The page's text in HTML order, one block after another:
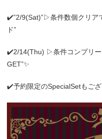
✔️”2/9(Sat)”▷条件数個クリア
ド”
✔️2/14(Thu) ▷条件コンプリー
GET”✨
✔️予約限定のSpecialSetもご